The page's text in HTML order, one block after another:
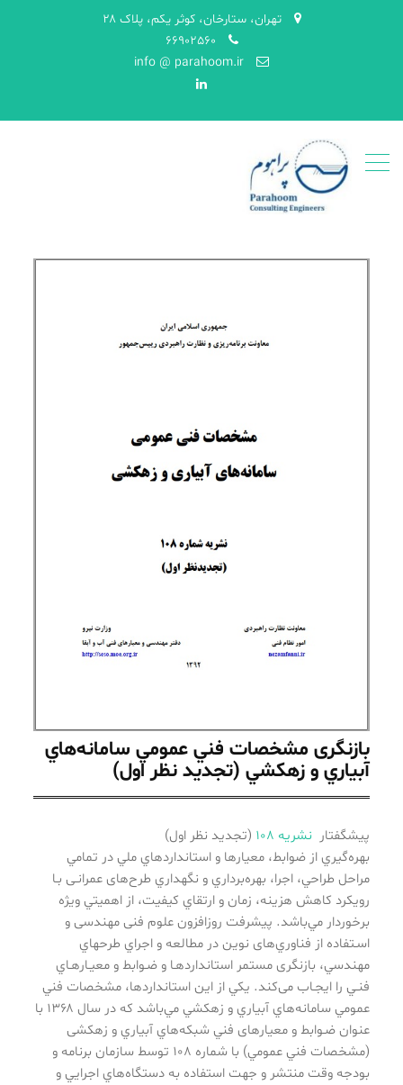
تهران، ستارخان، کوثر یکم، پلاک ۲۸
بازنگری مشخصات فني عمومي سامانه‌هاي
آبياري و زهكشي (تجديد نظر اول)
پيشگفتار نشریه ۱۰۸
(تجدید نظر اول)
بهره‌گيري از ضوابط، معيارها و استانداردهاي ملي در تمامي
مراحل طراحي، اجرا، بهره‌برداري و نگهداري طرح‌های عمرانـی بـا
رويكرد كاهش هزينه، زمان و ارتقاي كيفيت، از اهميتي ويژه
برخوردار مي‌باشد. پیشرفت روزافزون علوم فنی مهندسی و
اسـتفاده از فناوري‌های نوين در مطالعه و اجراي طرحهاي
مهندسي، بازنگری مستمر استانداردهـا و ضـوابط و معيـارهـاي
فنـي را ايجـاب می‌كند. يكي از اين استانداردها، مشخصات فني
عمومي سامانه‌هاي آبياري و زهكشي مي‌باشد كه در سال ۱۳۶۸ با
عنوان ضـوابط و معیارهای فني شبكه‌هاي آبياري و زهكشی
(مشخصات فني عمومي) با شماره ۱۰۸ توسط سازمان برنامه و
بودجه وقت منتشر و جهت استفاده به دستگاه‌هاي اجرايي و